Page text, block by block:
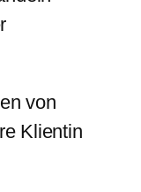
von
Klientin